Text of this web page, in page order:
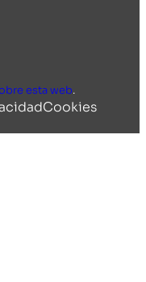
esta web.
Cookies